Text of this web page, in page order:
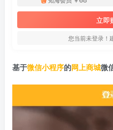
立即
您当前未登录！
基于微信小程序的网上商城微